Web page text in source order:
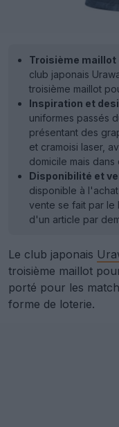
Troisième maillot
club japonais
troisième maillot
Inspiration et
uniformes passés
présentant des
et cramoisi laser,
domicile mais
Disponibilité et
disponible à
vente se fait par le
d'un article par
Le club japonais
troisième maillot
porté pour les
forme de loterie.